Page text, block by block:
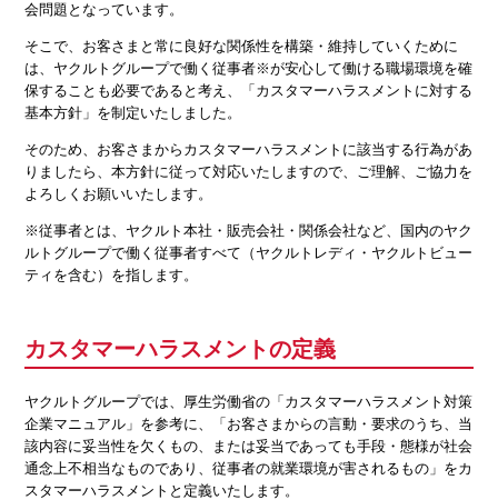
会問題となっています。
そこで、お客さまと常に良好な関係性を構築・維持していくために
は、ヤクルトグループで働く従事者※が安心して働ける職場環境を確
保することも必要であると考え、「カスタマーハラスメントに対する
基本方針」を制定いたしました。
そのため、お客さまからカスタマーハラスメントに該当する行為があ
りましたら、本方針に従って対応いたしますので、ご理解、ご協力を
よろしくお願いいたします。
※従事者とは、ヤクルト本社・販売会社・関係会社など、国内のヤク
ルトグループで働く従事者すべて（ヤクルトレディ・ヤクルトビュー
ティを含む）を指します。
カスタマーハラスメントの定義
ヤクルトグループでは、厚生労働省の「カスタマーハラスメント対策
企業マニュアル」を参考に、「お客さまからの言動・要求のうち、当
該内容に妥当性を欠くもの、または妥当であっても手段・態様が社会
通念上不相当なものであり、従事者の就業環境が害されるもの」をカ
スタマーハラスメントと定義いたします。